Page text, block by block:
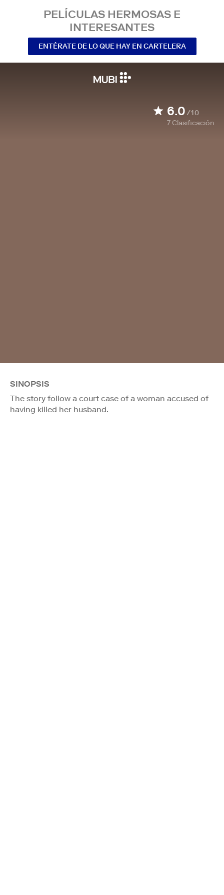
PELÍCULAS HERMOSAS E
INTERESANTES
ENTÉRATE DE LO QUE HAY EN CARTELERA
6.0/10
7Clasificación
SINOPSIS
The story follow a court case of a woman accused of
having killed her husband.